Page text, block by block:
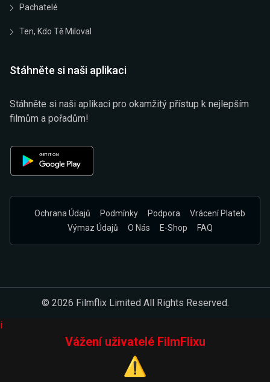
Pachatelé
Ten, Kdo Tě Miloval
Stáhněte si naši aplikaci
Stáhněte si naši aplikaci pro okamžitý přístup k nejlepším
filmům a pořadům!
Ochrana Údajů Podmínky Podpora
Vrácení Plateb
Výmaz Údajů
O Nás E-Shop FAQ
© 2026 Filmflix Limited All Rights Reserved.
i
Vážení uživatelé FilmFlixu
⚠️